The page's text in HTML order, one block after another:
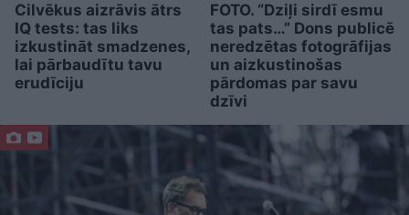
Cilvēkus aizrāvis ātrs
IQ tests: tas liks
izkustināt smadzenes,
lai pārbaudītu tavu
erudīciju
FOTO. “Dziļi sirdī esmu
tas pats…” Dons publicē
neredzētas fotogrāfijas
un aizkustinošas
pārdomas par savu
dzīvi